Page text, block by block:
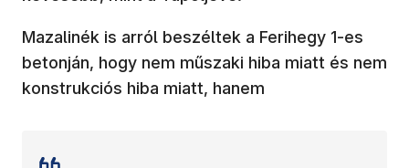
Mazalinék is arról beszéltek a Ferihegy 1-es
betonján, hogy nem műszaki hiba miatt és nem
konstrukciós hiba miatt, hanem